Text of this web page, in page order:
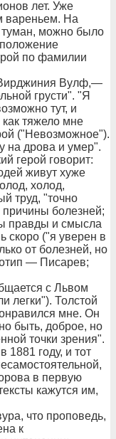
лет. Уже
вареньем. На
туман, можно было
по фамилии
Вулф,—
грусти". "Я
тут, и
тяжело мне
("Невозможное").
на дрова и умер".
герой говорит:
живут хуже
холод,
труд, "точно
болезней;
правды и смысла
скоро ("я уверен в
от болезней, но
— Писарев;
с Львом
легки"). Толстой
мне. Он
быть, доброе, но
точки зрения".
1881 году, и тот
в первую
кажутся им,
что проповедь,
к